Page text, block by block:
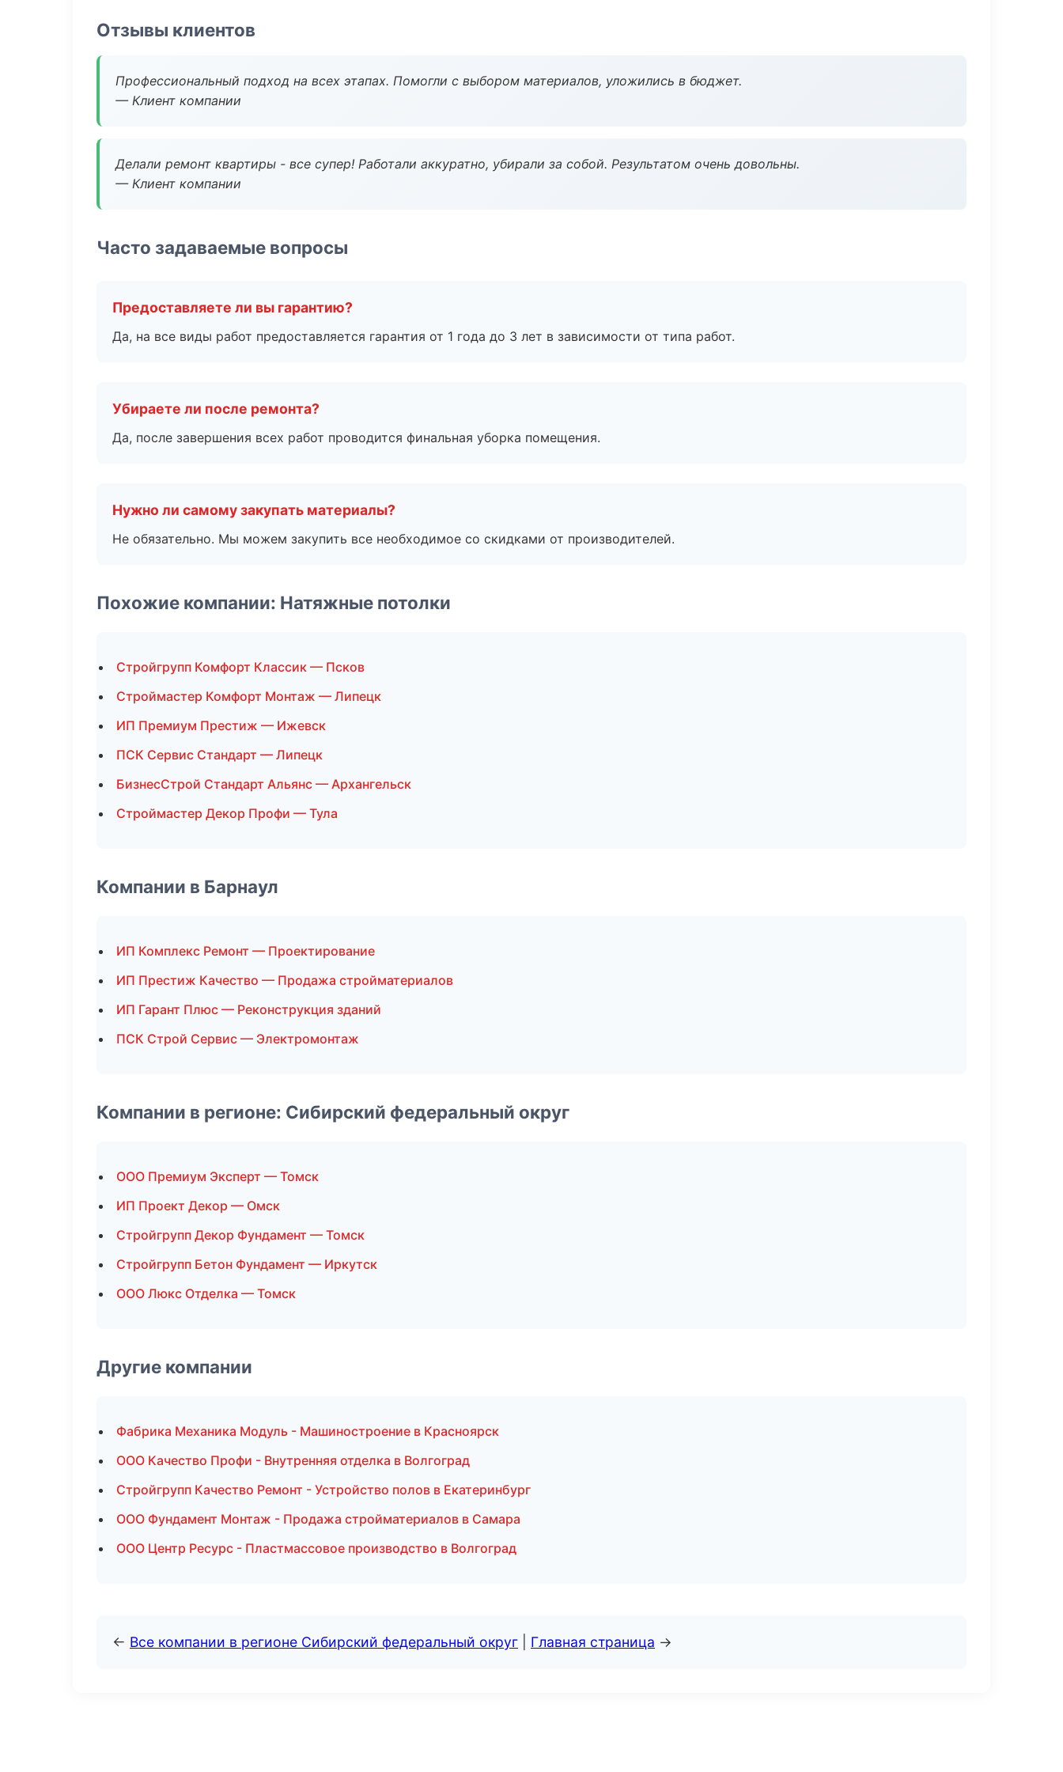
Отзывы клиентов
Профессиональный подход на всех этапах. Помогли с выбором материалов, уложились в бюджет.
— Клиент компании
Делали ремонт квартиры - все супер! Работали аккуратно, убирали за собой. Результатом очень довольны.
— Клиент компании
Часто задаваемые вопросы
Предоставляете ли вы гарантию?
Да, на все виды работ предоставляется гарантия от 1 года до 3 лет в зависимости от типа работ.
Убираете ли после ремонта?
Да, после завершения всех работ проводится финальная уборка помещения.
Нужно ли самому закупать материалы?
Не обязательно. Мы можем закупить все необходимое со скидками от производителей.
Похожие компании: Натяжные потолки
Стройгрупп Комфорт Классик — Псков
Строймастер Комфорт Монтаж — Липецк
ИП Премиум Престиж — Ижевск
ПСК Сервис Стандарт — Липецк
БизнесСтрой Стандарт Альянс — Архангельск
Строймастер Декор Профи — Тула
Компании в Барнаул
ИП Комплекс Ремонт — Проектирование
ИП Престиж Качество — Продажа стройматериалов
ИП Гарант Плюс — Реконструкция зданий
ПСК Строй Сервис — Электромонтаж
Компании в регионе: Сибирский федеральный округ
ООО Премиум Эксперт — Томск
ИП Проект Декор — Омск
Стройгрупп Декор Фундамент — Томск
Стройгрупп Бетон Фундамент — Иркутск
ООО Люкс Отделка — Томск
Другие компании
Фабрика Механика Модуль - Машиностроение в Красноярск
ООО Качество Профи - Внутренняя отделка в Волгоград
Стройгрупп Качество Ремонт - Устройство полов в Екатеринбург
ООО Фундамент Монтаж - Продажа стройматериалов в Самара
ООО Центр Ресурс - Пластмассовое производство в Волгоград
← Все компании в регионе Сибирский федеральный округ Главная страница →